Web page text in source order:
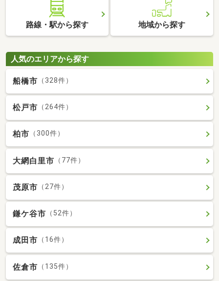
路線・駅から探す 地域から探す
人気のエリアから探す
船橋市 （328件）
松戸市 （264件）
柏市 （300件）
大網白里市 （77件）
茂原市 （27件）
鎌ケ谷市 （52件）
成田市 （16件）
佐倉市 （135件）